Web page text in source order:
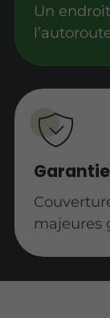
Un
Garantie
majeures